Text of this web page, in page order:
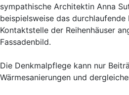
sympathische Architektin Anna
beispielsweise das
Kontaktstelle der Reihenhäuser
Fassadenbild.
Die Denkmalpflege kann nur
Wärmesanierungen und